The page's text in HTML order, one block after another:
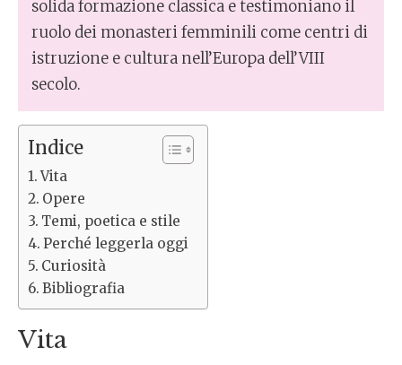
solida formazione classica e testimoniano il
ruolo dei monasteri femminili come centri di
istruzione e cultura nell’Europa dell’VIII
secolo.
Indice
Vita
Opere
Temi, poetica e stile
Perché leggerla oggi
Curiosità
Bibliografia
Vita